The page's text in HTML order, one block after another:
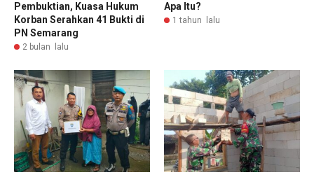
Pembuktian, Kuasa Hukum
Korban Serahkan 41 Bukti di
PN Semarang
2 bulan lalu
Apa Itu?
1 tahun lalu